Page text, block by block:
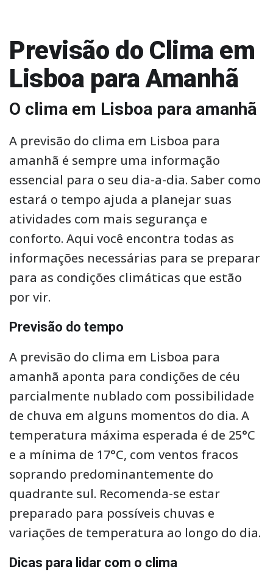
Previsão do Clima em
Lisboa para Amanhã
O clima em Lisboa para amanhã
A previsão do clima em Lisboa para
amanhã é sempre uma informação
essencial para o seu dia-a-dia. Saber como
estará o tempo ajuda a planejar suas
atividades com mais segurança e
conforto. Aqui você encontra todas as
informações necessárias para se preparar
para as condições climáticas que estão
por vir.
Previsão do tempo
A previsão do clima em Lisboa para
amanhã aponta para condições de céu
parcialmente nublado com possibilidade
de chuva em alguns momentos do dia. A
temperatura máxima esperada é de 25°C
e a mínima de 17°C, com ventos fracos
soprando predominantemente do
quadrante sul. Recomenda-se estar
preparado para possíveis chuvas e
variações de temperatura ao longo do dia.
Dicas para lidar com o clima